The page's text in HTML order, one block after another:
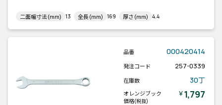
二面幅寸法(mm) 13 全長(mm) 169 厚さ(mm) 4.4
品番 000420414
発注コード 257-0339
在庫数 30丁
オレンジブック
価格(税抜)
￥1,797